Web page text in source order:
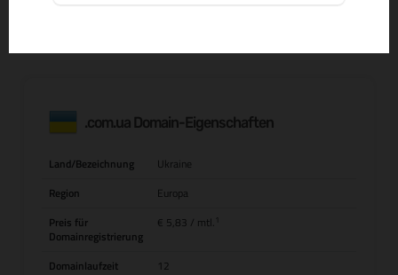
.com.ua Domain-Eigenschaften
Land/Bezeichnung
Ukraine
Region
Europa
Preis für
Domainregistrierung
€ 5,83 / mtl.
Domainlaufzeit
12